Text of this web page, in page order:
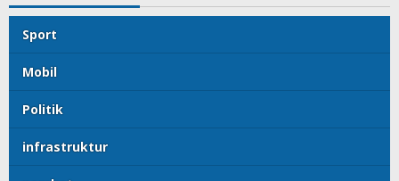
Sport
Mobil
Politik
infrastruktur